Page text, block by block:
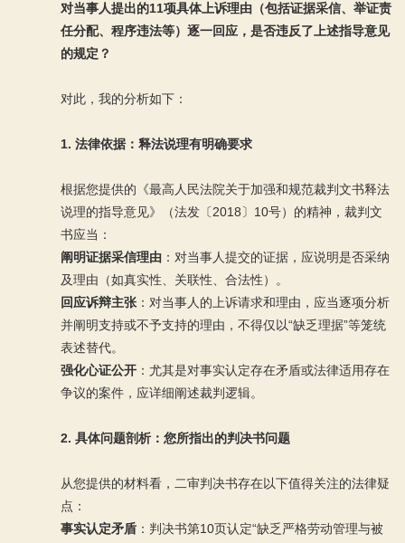
对当事人提出的11项具体上诉理由（包括证据采信、举证责
任分配、程序违法等）逐一回应，是否违反了上述指导意见
的规定？
对此，我的分析如下：
1. 法律依据：释法说理有明确要求
根据您提供的《最高人民法院关于加强和规范裁判文书释法
说理的指导意见》（法发〔2018〕10号）的精神，裁判文
书应当：
阐明证据采信理由 ：对当事人提交的证据，应说明是否采纳
及理由（如真实性、关联性、合法性）。
回应诉辩主张 ：对当事人的上诉请求和理由，应当逐项分析
并阐明支持或不予支持的理由，不得仅以“缺乏理据”等笼统
表述替代。
强化心证公开 ：尤其是对事实认定存在矛盾或法律适用存在
争议的案件，应详细阐述裁判逻辑。
2. 具体问题剖析：您所指出的判决书问题
从您提供的材料看，二审判决书存在以下值得关注的法律疑
点：
事实认定矛盾 ：判决书第10页认定“缺乏严格劳动管理与被